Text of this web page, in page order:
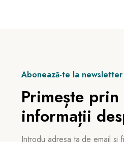
Abonează-te la newsletter
Primește
informații
Introdu adresa ta de email și